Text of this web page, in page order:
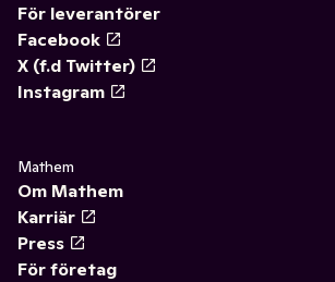
För leverantörer
Facebook
X (f.d Twitter)
Instagram
Mathem
Om Mathem
Karriär
Press
För företag